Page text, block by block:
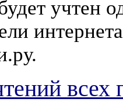
учтен
всех